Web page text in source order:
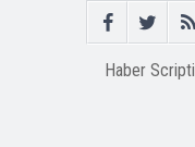
Haber Scripti